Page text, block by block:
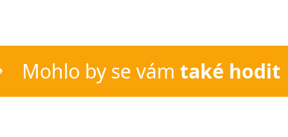
Mohlo by se vám také hodit